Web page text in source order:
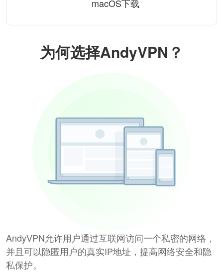
为何选择AndyVPN？
AndyVPN允许用户通过互联网访问一个私密的网络，
并且可以隐匿用户的真实IP地址，提高网络安全和隐
私保护。
macOS下载